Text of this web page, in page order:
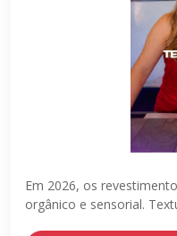
Em 2026, os
orgânico e sensorial.